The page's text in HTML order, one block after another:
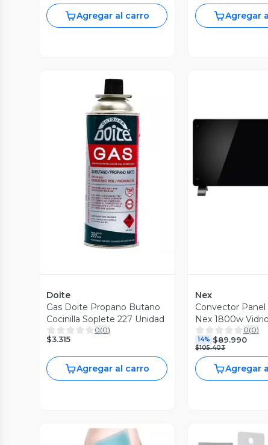
Agregar al carro Agregar
Vista Previa
Doite
Gas Doite Propano Butano
Cocinilla Soplete 227 Unidad
0(0)
$3.315
Agregar al carro
Nex
Convector Panel
Nex 1800w
Negro
0(0)
14% $89.990
$105.403
Agregar